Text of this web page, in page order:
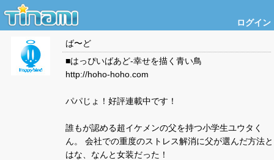
ログイン
ば〜ど
■はっぴいばあど-幸せを描く青い鳥
http://hoho-hoho.com
パパじょ！好評連載中です！
誰もが認める超イケメンの父を持つ小学生ユウタく
ん。 会社での重度のストレス解消に父が選んだ方法と
はな、なんと女装だった！